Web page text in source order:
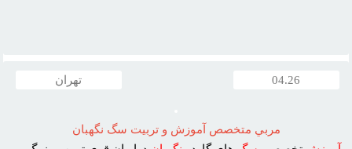
04.26 تهران
مربي متخصص آموزش و تربيت سگ نگهبان